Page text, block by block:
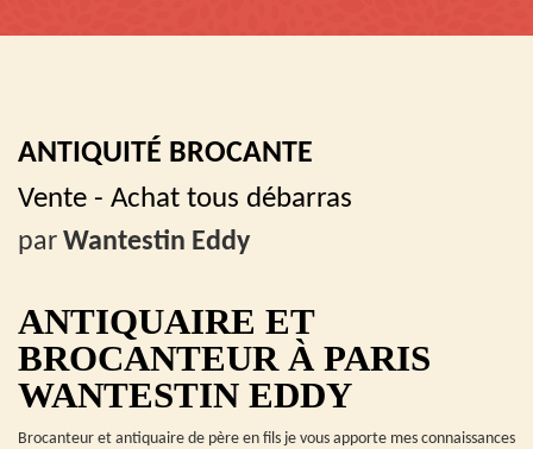
ANTIQUITÉ BROCANTE
Vente - Achat tous débarras
par Wantestin Eddy
ANTIQUAIRE ET
BROCANTEUR À PARIS
WANTESTIN EDDY
Brocanteur et antiquaire de père en fils je vous apporte mes connaissances